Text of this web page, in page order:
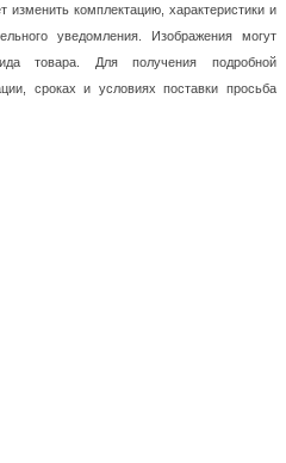
изменить комплектацию, характеристики и
уведомления. Изображения могут
товара. Для получения подробной
сроках и условиях поставки просьба